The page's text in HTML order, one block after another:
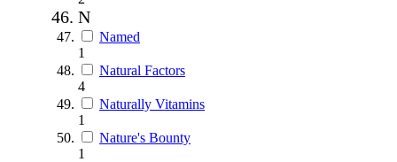
N
Named
1
Natural Factors
4
Naturally Vitamins
1
Nature's Bounty
1